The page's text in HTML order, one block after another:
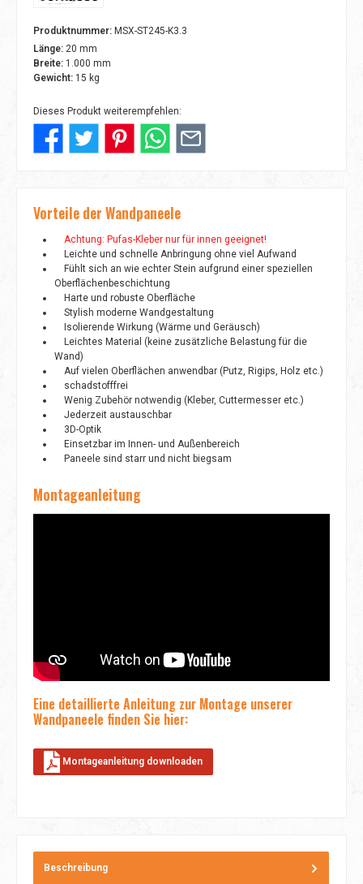
Produktnummer: MSX-ST245-K3.3
Länge: 20 mm
Breite: 1.000 mm
Gewicht: 15 kg
Dieses Produkt weiterempfehlen:
Vorteile der Wandpaneele
Achtung: Pufas-Kleber nur für innen geeignet!
Leichte und schnelle Anbringung ohne viel Aufwand
Fühlt sich an wie echter Stein aufgrund einer speziellen
Oberflächenbeschichtung
Harte und robuste Oberfläche
Stylish moderne Wandgestaltung
Isolierende Wirkung (Wärme und Geräusch)
Leichtes Material (keine zusätzliche Belastung für die
Wand)
Auf vielen Oberflächen anwendbar (Putz, Rigips, Holz etc.)
schadstofffrei
Wenig Zubehör notwendig (Kleber, Cuttermesser etc.)
Jederzeit austauschbar
3D-Optik
Einsetzbar im Innen- und Außenbereich
Paneele sind starr und nicht biegsam
Montageanleitung
Eine detaillierte Anleitung zur Montage unserer
Wandpaneele finden Sie hier:
Montageanleitung downloaden
Beschreibung